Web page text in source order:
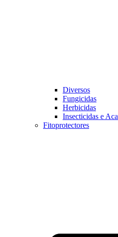
Diversos
Fungicidas
Herbicidas
Insecticidas e
Fitoprotectores